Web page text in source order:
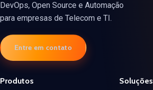
DevOps, Open Source e Automação
para empresas de Telecom e TI.
Entre em contato
Produtos Soluções